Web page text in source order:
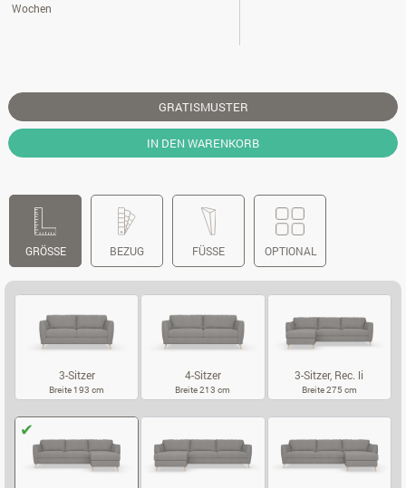
Wochen
GRATISMUSTER
IN DEN WARENKORB
GRÖSSE BEZUG FÜSSE OPTIONAL
3-Sitzer
Breite 193 cm
4-Sitzer
Breite 213 cm
3-Sitzer, Rec. li
Breite 275 cm